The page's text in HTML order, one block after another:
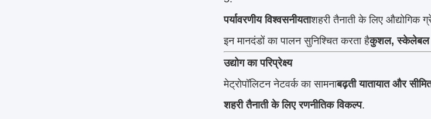
पर्यावरणीय विश्वसनीयताशहरी तैनाती के लिए औद्योगिक
इन मानदंडों का पालन सुनिश्चित करता हैकुशल, स्केलेबल
उद्योग का परिप्रेक्ष्य
मेट्रोपॉलिटन नेटवर्क का सामनाबढ़ती यातायात और
शहरी तैनाती के लिए रणनीतिक विकल्प.